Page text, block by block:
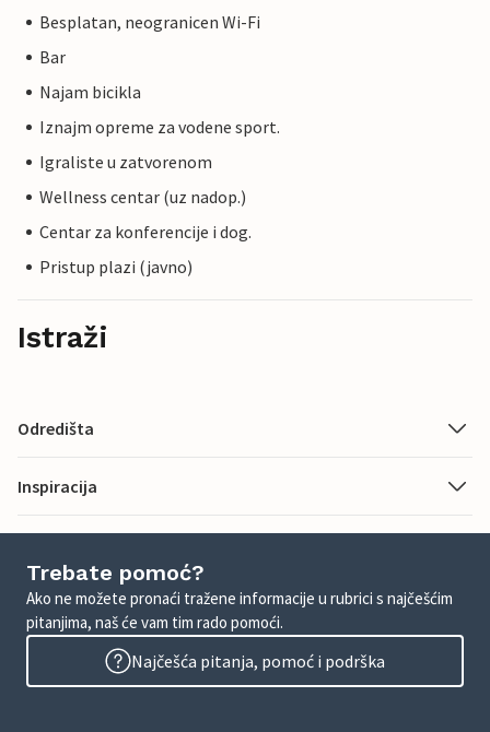
Besplatan, neogranicen Wi-Fi
Bar
Najam bicikla
Iznajm opreme za vodene sport.
Igraliste u zatvorenom
Wellness centar (uz nadop.)
Centar za konferencije i dog.
Pristup plazi (javno)
Istraži
Odredišta
Inspiracija
Trebate pomoć?
Ako ne možete pronaći tražene informacije u rubrici s najčešćim
pitanjima, naš će vam tim rado pomoći.
Najčešća pitanja, pomoć i podrška